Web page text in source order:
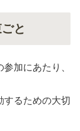
と
加にあたり、
するための大切